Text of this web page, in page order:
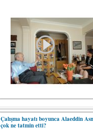
Çalışma hayatı boyunca Alaeddin
çok ne tatmin etti?